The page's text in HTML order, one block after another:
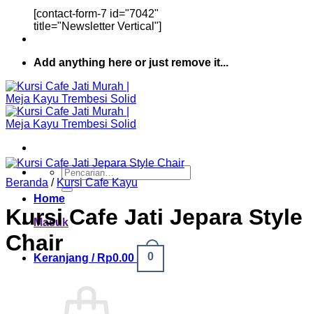
[contact-form-7 id="7042"
title="Newsletter Vertical"]
Add anything here or just remove it...
Pencarian
untuk:
Home
Masuk
Keranjang / Rp0.00 0
Beranda / Kursi Cafe Kayu
Kursi Cafe Jati Jepara Style
Chair